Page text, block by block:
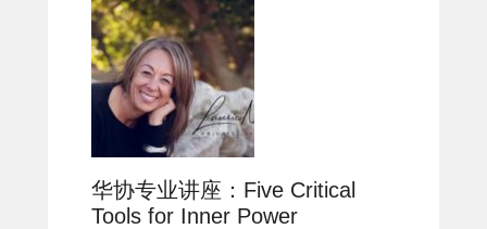
华协专业讲座：Five Critical
Tools for Inner Power